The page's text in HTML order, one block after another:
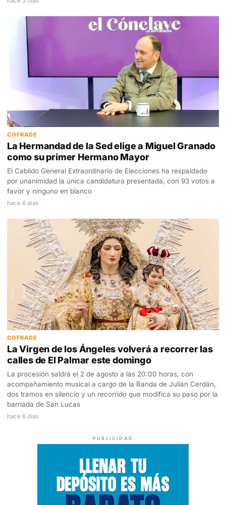
COFRADE
La Hermandad de la Sed elige a Miguel Granado
como su primer Hermano Mayor
El Cabildo General Extraordinario de Elecciones ha respaldado
por unanimidad la única candidatura presentada, con 93 votos a
favor y ninguno en blanco
hace 6 días
COFRADE
La Virgen de los Ángeles volverá a recorrer las
calles de El Palmar este domingo
La procesión saldrá el 2 de agosto a las 20:00 horas, con
acompañamiento musical a cargo de la Banda de Julián Cerdán,
dos tramos en silencio y un recorrido que modifica su paso por la
barriada de San Lucas
hace 6 días
PUBLICIDAD